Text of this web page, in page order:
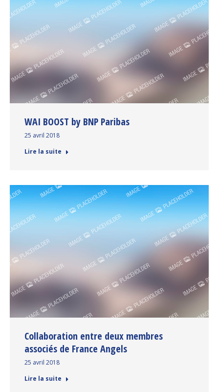
WAI BOOST by BNP Paribas
25 avril 2018
Lire la suite
Collaboration entre deux membres
associés de France Angels
25 avril 2018
Lire la suite